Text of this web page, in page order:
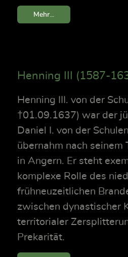
Mehr...
Henning III (1587-
Henning III. von der
†01.09.1637) war der
Daniel I. von der
übernahm nach seinem
in Angern. Er steht
komplexe Rolle des
frühneuzeitlichen
zwischen dynastischer
territorialer
Prekarität.